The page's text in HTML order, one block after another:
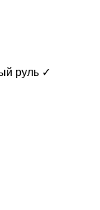
руль ✓